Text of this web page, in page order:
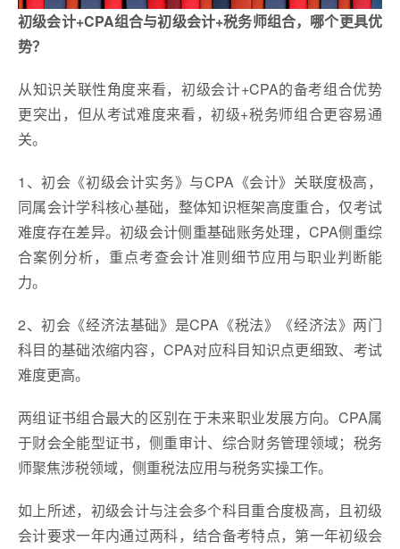
初级会计+CPA组合与初级会计+税务师组合，哪个更具优
势？
从知识关联性角度来看，初级会计+CPA的备考组合优势
更突出，但从考试难度来看，初级+税务师组合更容易通
关。
1、初会《初级会计实务》与CPA《会计》关联度极高，
同属会计学科核心基础，整体知识框架高度重合，仅考试
难度存在差异。初级会计侧重基础账务处理，CPA侧重综
合案例分析，重点考查会计准则细节应用与职业判断能
力。
2、初会《经济法基础》是CPA《税法》《经济法》两门
科目的基础浓缩内容，CPA对应科目知识点更细致、考试
难度更高。
两组证书组合最大的区别在于未来职业发展方向。CPA属
于财会全能型证书，侧重审计、综合财务管理领域；税务
师聚焦涉税领域，侧重税法应用与税务实操工作。
如上所述，初级会计与注会多个科目重合度极高，且初级
会计要求一年内通过两科，结合备考特点，第一年初级会